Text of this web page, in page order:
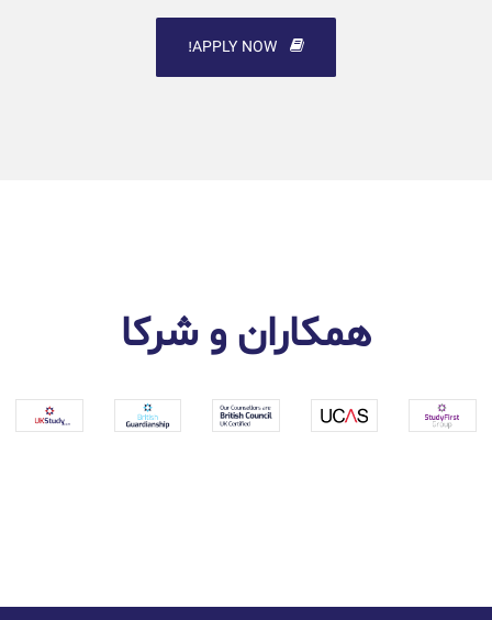
همکاران و شرکا